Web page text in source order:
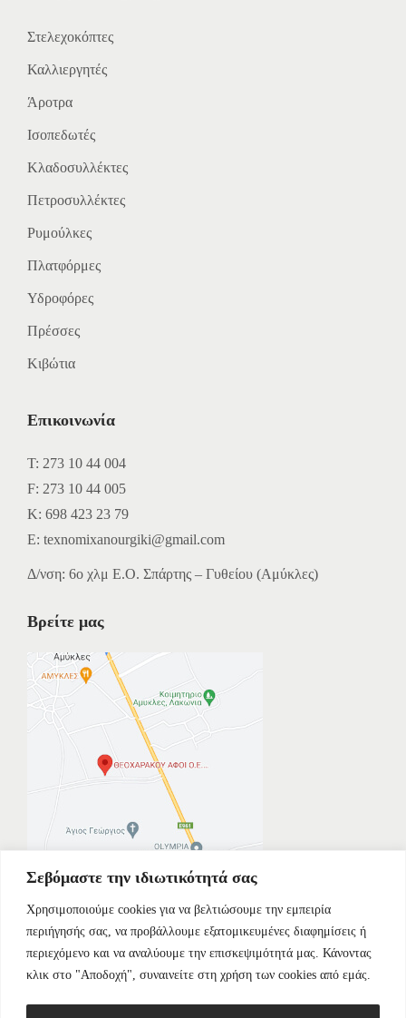
Σεβόμαστε την ιδιωτικότητά σας
Χρησιμοποιούμε cookies για να βελτιώσουμε την εμπειρία
περιήγησής σας, να προβάλλουμε εξατομικευμένες διαφημίσεις ή
περιεχόμενο και να αναλύουμε την επισκεψιμότητά μας. Κάνοντας
κλικ στο "Αποδοχή", συναινείτε στη χρήση των cookies από εμάς.
Στελεχοκόπτες
Καλλιεργητές
Άροτρα
Ισοπεδωτές
Κλαδοσυλλέκτες
Πετροσυλλέκτες
Ρυμούλκες
Πλατφόρμες
Υδροφόρες
Πρέσσες
Κιβώτια
Επικοινωνία
Τ: 273 10 44 004
F: 273 10 44 005
Κ: 698 423 23 79
E: texnomixanourgiki@gmail.com
Δ/νση: 6ο χλμ Ε.Ο. Σπάρτης – Γυθείου (Αμύκλες)
Βρείτε μας
Copyright © 2026 Τεχνομηχανουργική Λακωνίας - Αφοί Θεοχαράκου